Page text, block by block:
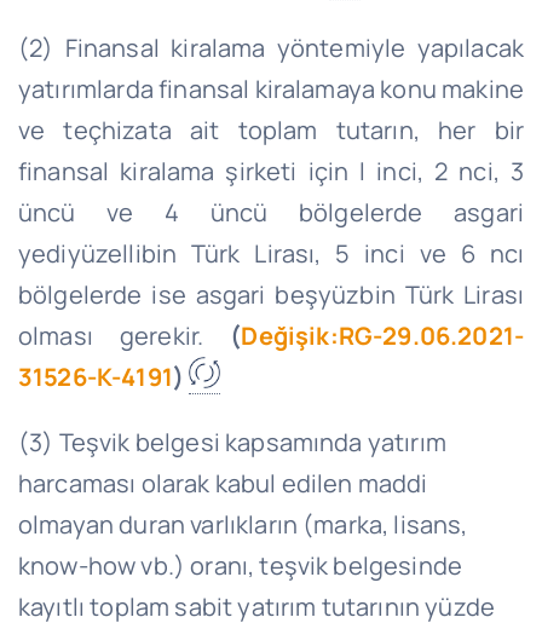
(2) Finansal kiralama yöntemiyle yapılacak
yatırımlarda finansal kiralamaya konu makine
ve teçhizata ait toplam tutarın, her bir
finansal kiralama şirketi için l inci, 2 nci, 3
üncü ve 4 üncü bölgelerde asgari
yediyüzellibin Türk Lirası, 5 inci ve 6 ncı
bölgelerde ise asgari beşyüzbin Türk Lirası
olması gerekir. (Değişik:RG-29.06.2021-
31526-K-4191)
(3) Teşvik belgesi kapsamında yatırım
harcaması olarak kabul edilen maddi
olmayan duran varlıkların (marka, lisans,
know-how vb.) oranı, teşvik belgesinde
kayıtlı toplam sabit yatırım tutarının yüzde